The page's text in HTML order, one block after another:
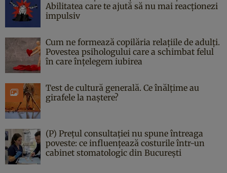
Abilitatea care te ajută să nu mai reacționezi
impulsiv
Cum ne formează copilăria relațiile de adulți.
Povestea psihologului care a schimbat felul
în care înțelegem iubirea
Test de cultură generală. Ce înălțime au
girafele la naștere?
(P) Prețul consultației nu spune întreaga
poveste: ce influențează costurile într-un
cabinet stomatologic din București